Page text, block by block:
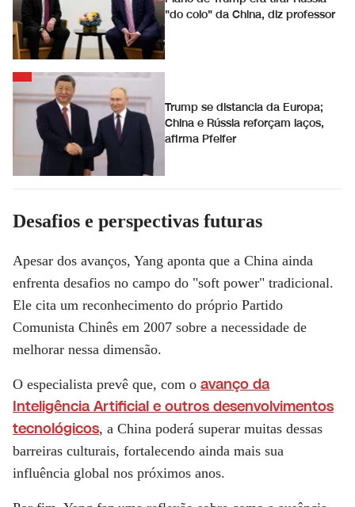
"do colo" da China, diz professor
Trump se distancia da Europa;
China e Rússia reforçam laços,
afirma Pfeifer
Desafios e perspectivas futuras
Apesar dos avanços, Yang aponta que a China ainda
enfrenta desafios no campo do "soft power" tradicional.
Ele cita um reconhecimento do próprio Partido
Comunista Chinês em 2007 sobre a necessidade de
melhorar nessa dimensão.
O especialista prevê que, com o avanço da
Inteligência Artificial e outros desenvolvimentos
tecnológicos, a China poderá superar muitas dessas
barreiras culturais, fortalecendo ainda mais sua
influência global nos próximos anos.